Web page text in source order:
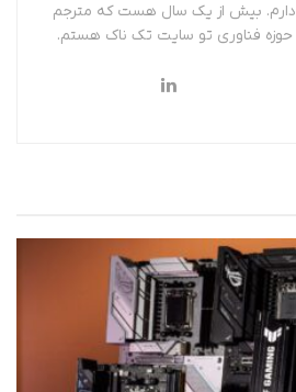
دارم. بیش از یک سال هست که مترجم
حوزه فناوری تو سایت تک ناک هستم.